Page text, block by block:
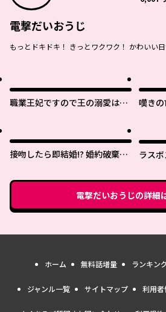
電撃だいおうじ
もっとドキドキ！ きっとワクワク！ かわいい
職業王妃ですので王の溺愛はご
嘆き
接吻したら即結婚!? 婚約破棄さ
の皇帝でした
ラス
まし
電撃だいおうじの詳細
ホーム 無料話増量 ランキン
ジャンル一覧 サイトマップ 利用